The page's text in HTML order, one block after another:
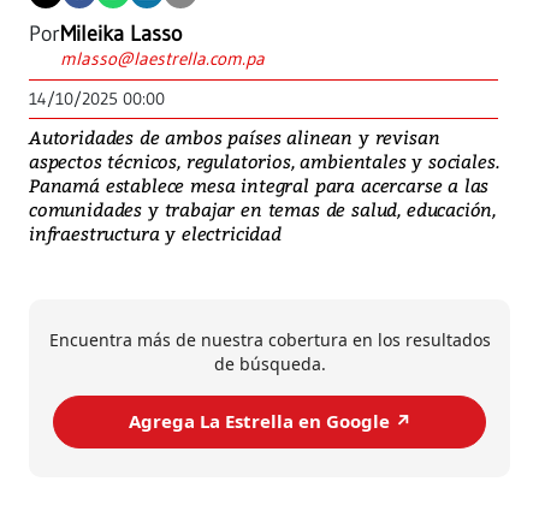
PorMileika Lasso
mlasso@laestrella.com.pa
14/10/2025 00:00
Autoridades de ambos países alinean y revisan
aspectos técnicos, regulatorios, ambientales y sociales.
Panamá establece mesa integral para acercarse a las
comunidades y trabajar en temas de salud, educación,
infraestructura y electricidad
Encuentra más de nuestra cobertura en los resultados
de búsqueda.
Agrega La Estrella en Google ↗️